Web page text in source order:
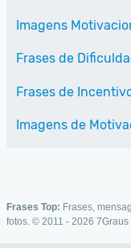
Imagens
Frases de
Frases de
Imagens de
Frases Top: Frases,
fotos. © 2011 - 2026 7Graus